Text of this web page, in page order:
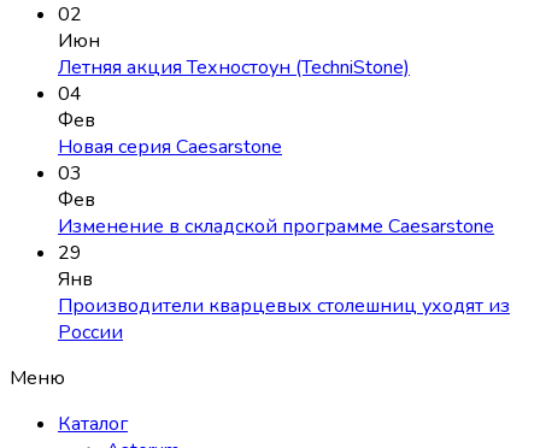
02
Июн
Летняя акция Техностоун (TechniStone)
04
Фев
Новая серия Caesarstone
03
Фев
Изменение в складской программе Caesarstone
29
Янв
Производители кварцевых столешниц уходят из
России
Меню
Каталог